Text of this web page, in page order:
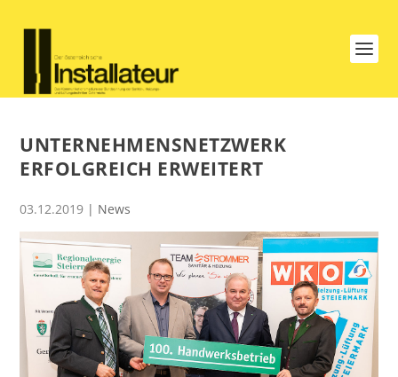
UNTERNEHMENSNETZWERK
ERFOLGREICH ERWEITERT
03.12.2019 | News